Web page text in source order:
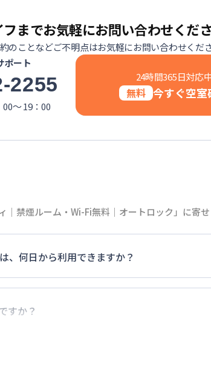
までお気軽にお問い合わせくだ
のことなどご不明点はお気軽にお問い合わせくだ
ポート
2255
～ 19：00
24時間365日対応
無料 今すぐ空室
禁煙ルーム・Wi-Fi無料｜オートロック」に寄
何日から利用できますか？
期間の地域もございますのでお気軽にお問い
すか？